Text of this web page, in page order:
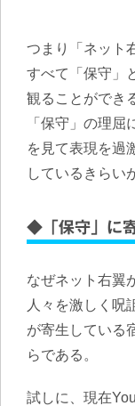
つまり「ネット
すべて「保守」
観ることができ
「保守」の理
を見て表現を過
しているきらい
◆「保守」に
なぜネット右翼
人々を激しく
が寄生している
らである。
試しに、現在